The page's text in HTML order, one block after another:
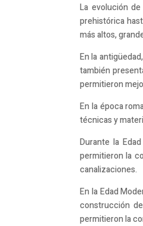
La evolución
prehistórica
más altos,
En la
también
permitieron
En la época
técnicas y
Durante la
permitieron la
canalizaciones.
En la Edad
construcción
permitieron la